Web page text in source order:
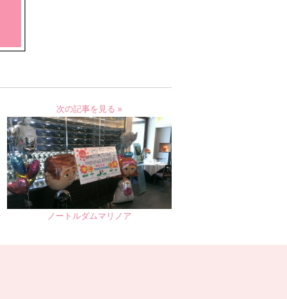
次の記事を見る »
ノートルダムマリノア